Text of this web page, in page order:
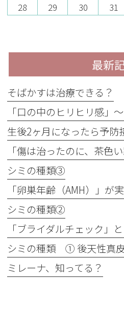
28
29 30 31
最新
そばかすは治療できる？
生後2ヶ月になったら予防
「傷は治ったのに、茶色
シミの種類③
シミの種類②
シミの種類 ① 後天性真
ミレーナ、知ってる？